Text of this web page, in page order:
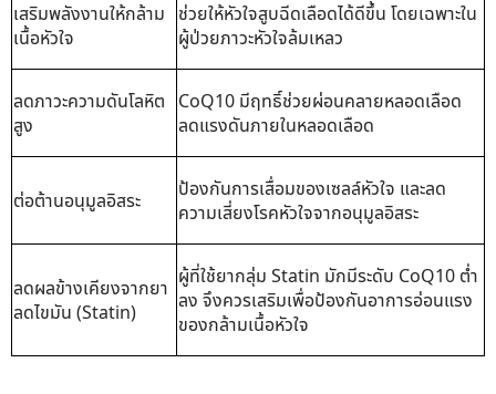
เสริมพลังงานให้กล้าม
เนื้อหัวใจ
ช่วยให้หัวใจสูบฉีดเลือดได้ดีขึ้น โดยเฉพาะใน
ผู้ป่วยภาวะหัวใจล้มเหลว
ลดภาวะความดันโลหิต
สูง
CoQ10 มีฤทธิ์ช่วยผ่อนคลายหลอดเลือด
ลดแรงดันภายในหลอดเลือด
ต่อต้านอนุมูลอิสระ
ป้องกันการเสื่อมของเซลล์หัวใจ และลด
ความเสี่ยงโรคหัวใจจากอนุมูลอิสระ
ลดผลข้างเคียงจากยา
ลดไขมัน (Statin)
ผู้ที่ใช้ยากลุ่ม Statin มักมีระดับ CoQ10 ต่ำ
ลง จึงควรเสริมเพื่อป้องกันอาการอ่อนแรง
ของกล้ามเนื้อหัวใจ